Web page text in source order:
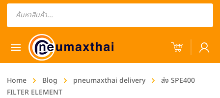
Products
search
Home Blog pneumaxthai delivery
ส่ง SPE400
FILTER ELEMENT